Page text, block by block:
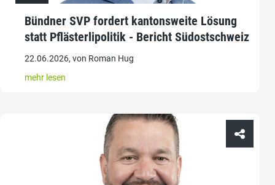
Bündner SVP fordert kantonsweite Lösung
statt Pflästerlipolitik - Bericht Südostschweiz
22.06.2026, von Roman Hug
mehr lesen